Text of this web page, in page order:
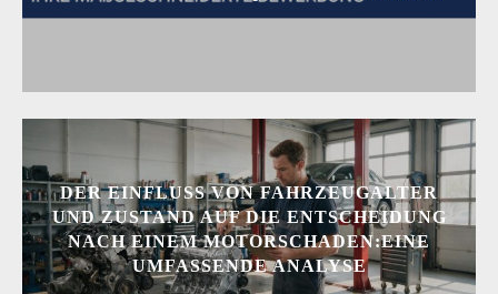
DER EINFLUSS VON FAHRZEUGALTER
UND ZUSTAND AUF DIE ENTSCHEIDUNG
NACH EINEM MOTORSCHADEN:EINE
UMFASSENDE ANALYSE